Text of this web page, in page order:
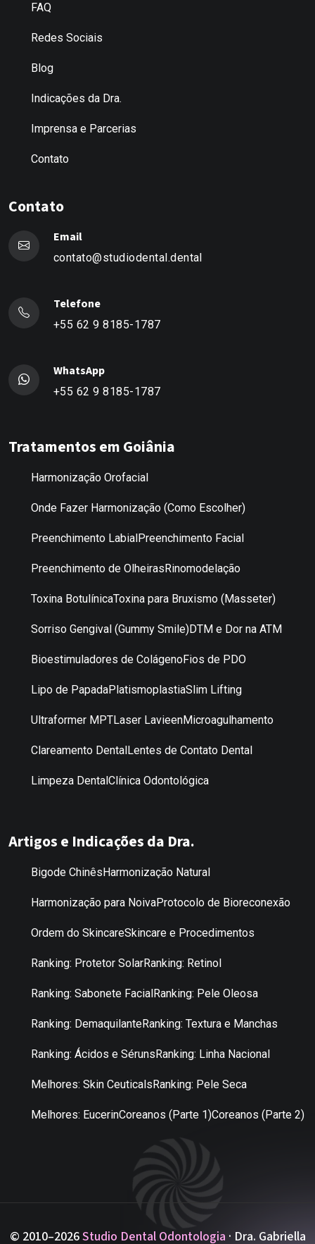
FAQ
Redes Sociais
Blog
Indicações da Dra.
Imprensa e Parcerias
Contato
Contato
Email
contato@studiodental.dental
Telefone
+55 62 9 8185-1787
WhatsApp
+55 62 9 8185-1787
Tratamentos em Goiânia
Harmonização Orofacial
Onde Fazer Harmonização (Como Escolher)
Preenchimento LabialPreenchimento Facial
Preenchimento de OlheirasRinomodelação
Toxina BotulínicaToxina para Bruxismo (Masseter)
Sorriso Gengival (Gummy Smile)DTM e Dor na ATM
Bioestimuladores de ColágenoFios de PDO
Lipo de PapadaPlatismoplastiaSlim Lifting
Ultraformer MPTLaser LavieenMicroagulhamento
Clareamento DentalLentes de Contato Dental
Limpeza DentalClínica Odontológica
Artigos e Indicações da Dra.
Bigode ChinêsHarmonização Natural
Harmonização para NoivaProtocolo de Bioreconexão
Ordem do SkincareSkincare e Procedimentos
Ranking: Protetor SolarRanking: Retinol
Ranking: Sabonete FacialRanking: Pele Oleosa
Ranking: DemaquilanteRanking: Textura e Manchas
Ranking: Ácidos e SérunsRanking: Linha Nacional
Melhores: Skin CeuticalsRanking: Pele Seca
Melhores: EucerinCoreanos (Parte 1)Coreanos (Parte 2)
© 2010–2026Studio Dental Odontologia · Dra. Gabriella